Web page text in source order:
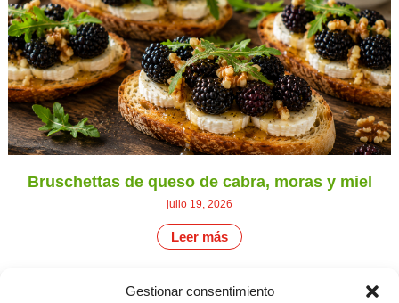
Gestionar consentimiento
Bruschettas de queso de cabra, moras y miel
julio 19, 2026
Leer más